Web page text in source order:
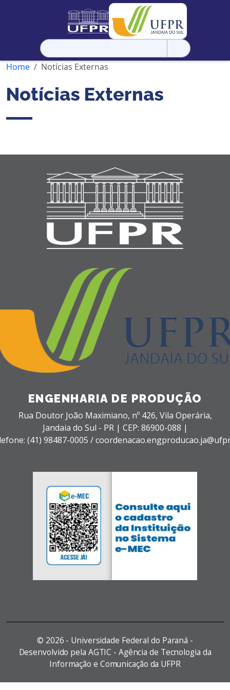
Pesquisar
por:
Home
Notícias Externas
Notícias Externas
ENGENHARIA DE PRODUÇÃO
Rua Doutor João Maximiano, nº 426, Vila Operária,
Jandaia do Sul - PR | CEP: 86900-088 |
(41) 98487-0005 /
© 2026 - Universidade Federal do Paraná -
Desenvolvido pela AGTIC - Agência de Tecnologia da
Informação e Comunicação da UFPR